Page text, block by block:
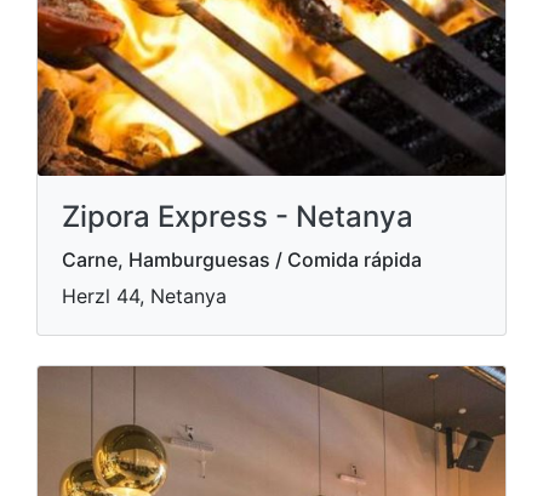
Zipora Express - Netanya
Carne, Hamburguesas / Comida rápida
Herzl 44, Netanya